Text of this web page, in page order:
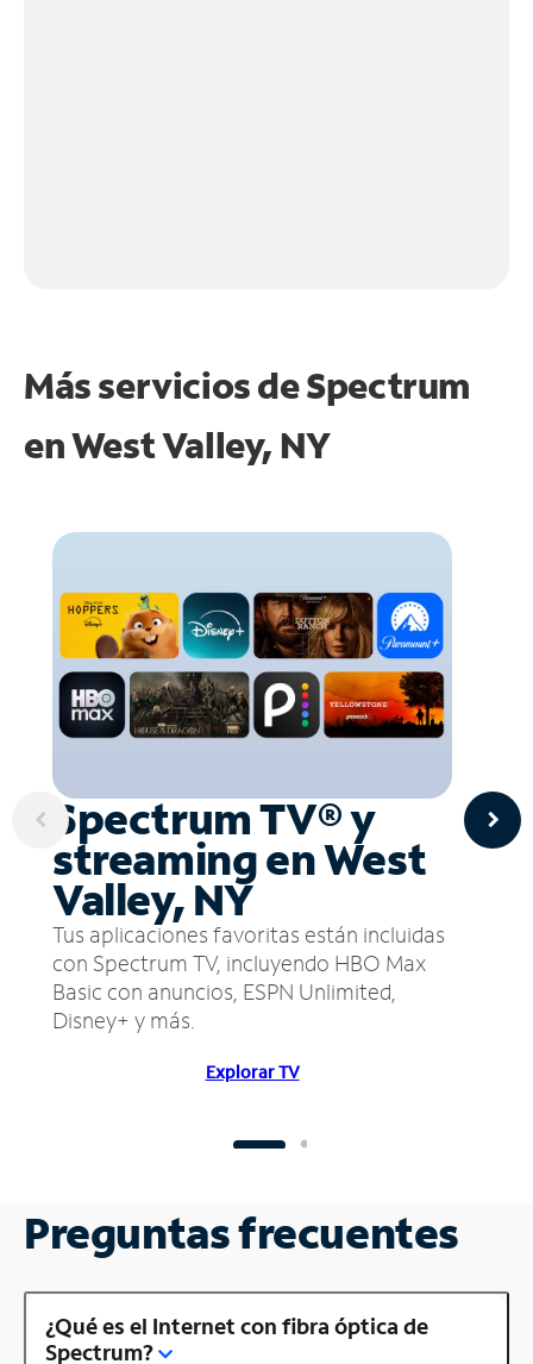
Más servicios de Spectrum
enWest Valley, NY
Spectrum TV® y
streaming en West
Valley, NY
Tus aplicaciones favoritas están incluidas
con Spectrum TV, incluyendo HBO Max
Basic con anuncios, ESPN Unlimited,
Disney+ y más.
Explorar TV
Preguntas frecuentes
¿Qué es el Internet con fibra óptica de
Spectrum?